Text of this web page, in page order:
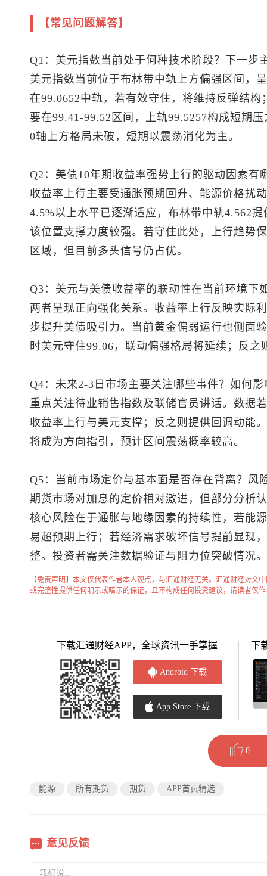
【常见问题解答】
Q1： 美元指数 当前处于何种技术阶段？下一步
美元指数 当前位于布林带中轨上方偏强区间，
在99.0652中轨，若有效守住，将维持反弹结
要在99.41-99.52区间，上轨99.5257构成短期
0轴上方格局未破，短期以震荡消化为主。
Q2：美债10年期收益率强势上行的驱动因素有
收益率上行主要受通胀预期回升、能源价格扰
4.5%以上水平已逐渐适应，布林带中轨4.562
该位置支撑力度较强。若守住此处，上行趋势
区域，但目前多头信号仍占优。
Q3：美元与美债收益率的联动性在当前环境下
两者呈现正向强化关系。收益率上行反映实际
步提升美债吸引力。当前黄金偏弱运行也侧面
时美元守住99.06，联动偏强格局将延续；反之
Q4：未来2-3日市场主要关注哪些事件？如何
重点关注待业销售指数及联储官员讲话。数据
收益率上行与美元支撑；反之则提供回调动能
将成为方向指引，预计区间震荡概率较高。
Q5：当前市场定价与基本面是否存在背离？风
期货市场对加息的定价相对激进，但部分分析
核心风险在于通胀与地缘因素的持续性，若能
易超预期上行；若经济需求破坏信号提前显现
整。投资者需关注数据验证与阻力位突破情况。
【免责声明】本文仅代表作者本人观点，与汇通财经无关。汇通财经对文
或完整性提供任何明示或暗示的保证，且不构成任何投资建议，请读者仅
下载汇通财经APP，全球资讯一手掌握
Android 下载
App Store 下载
下
0
能源 所有期货 期货 APP首页精选
意见反馈